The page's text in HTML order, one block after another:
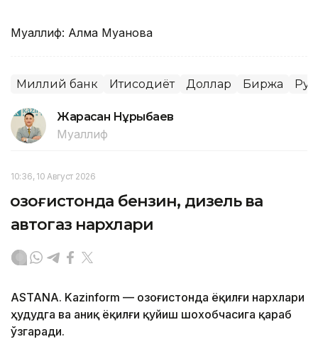
Муаллиф: Алма Муқанова
Миллий банк Иқтисодиёт Доллар Биржа
Жарасқан Нұрыбаев
Муаллиф
10:36, 10 Август 2026
Қозоғистонда бензин, дизель ва
автогаз нархлари
ASTANA. Kazinform — Қозоғистонда ёқилғи нархлари
ҳудудга ва аниқ ёқилғи қуйиш шохобчасига қараб
ўзгаради.